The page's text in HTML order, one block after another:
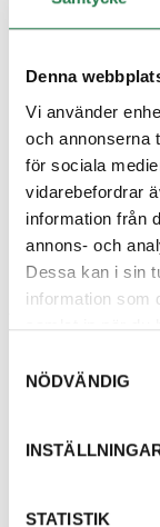
Denna
Vi använder
och annonserna
för sociala
vidarebefordrar
information från
annons- och
Dessa kan i sin
information som
samlat in när du
NÖDVÄNDIG
STATISTIK
26 juni 2024
Fler nyheter
Kundcenter
Skola och